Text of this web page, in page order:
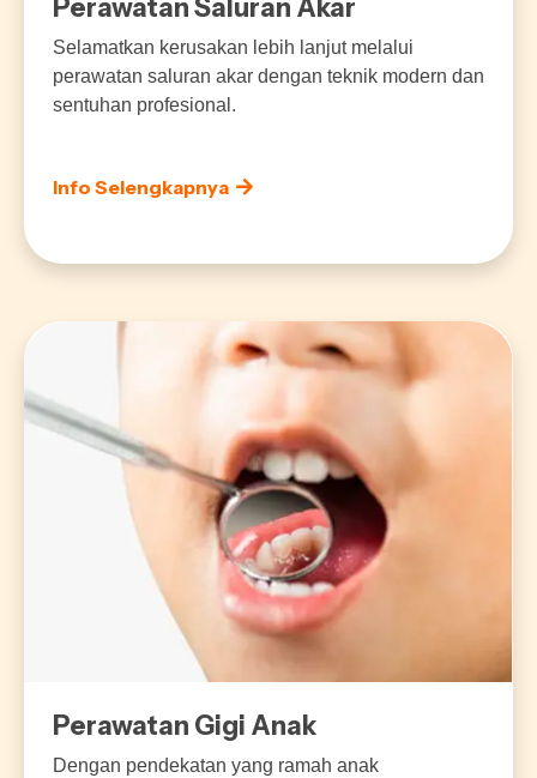
Perawatan Saluran Akar
Selamatkan kerusakan lebih lanjut melalui
perawatan saluran akar dengan teknik modern dan
sentuhan profesional.
Info Selengkapnya
Perawatan Gigi Anak
Dengan pendekatan yang ramah anak